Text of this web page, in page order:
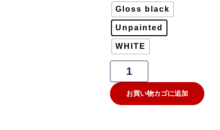
Gloss black
Unpainted
WHITE
お買い物カゴに追加